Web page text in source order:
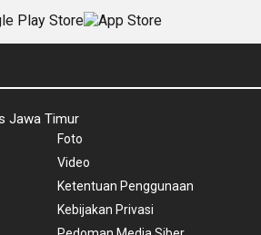
Jawa Timur
Foto
Video
Ketentuan Penggunaan
Kebijakan Privasi